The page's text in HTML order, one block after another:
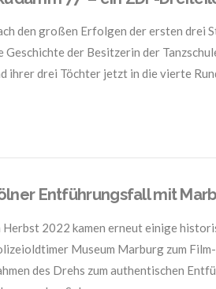
den großen Erfolgen der ersten drei
Geschichte der Besitzerin der
ihrer drei Töchter jetzt in die vierte
Entführungsfall mit
Herbst 2022 kamen erneut einige
Museum Marburg zum
des Drehs zum authentischen